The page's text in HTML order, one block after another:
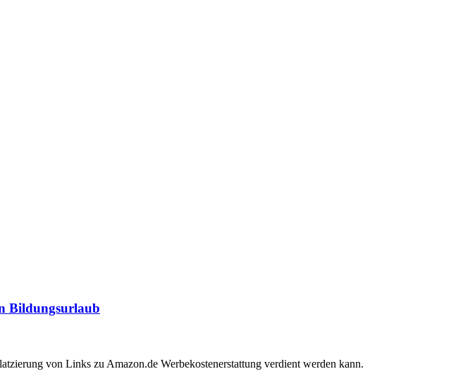
Bildungsurlaub
von Links zu Amazon.de Werbekostenerstattung verdient werden kann.